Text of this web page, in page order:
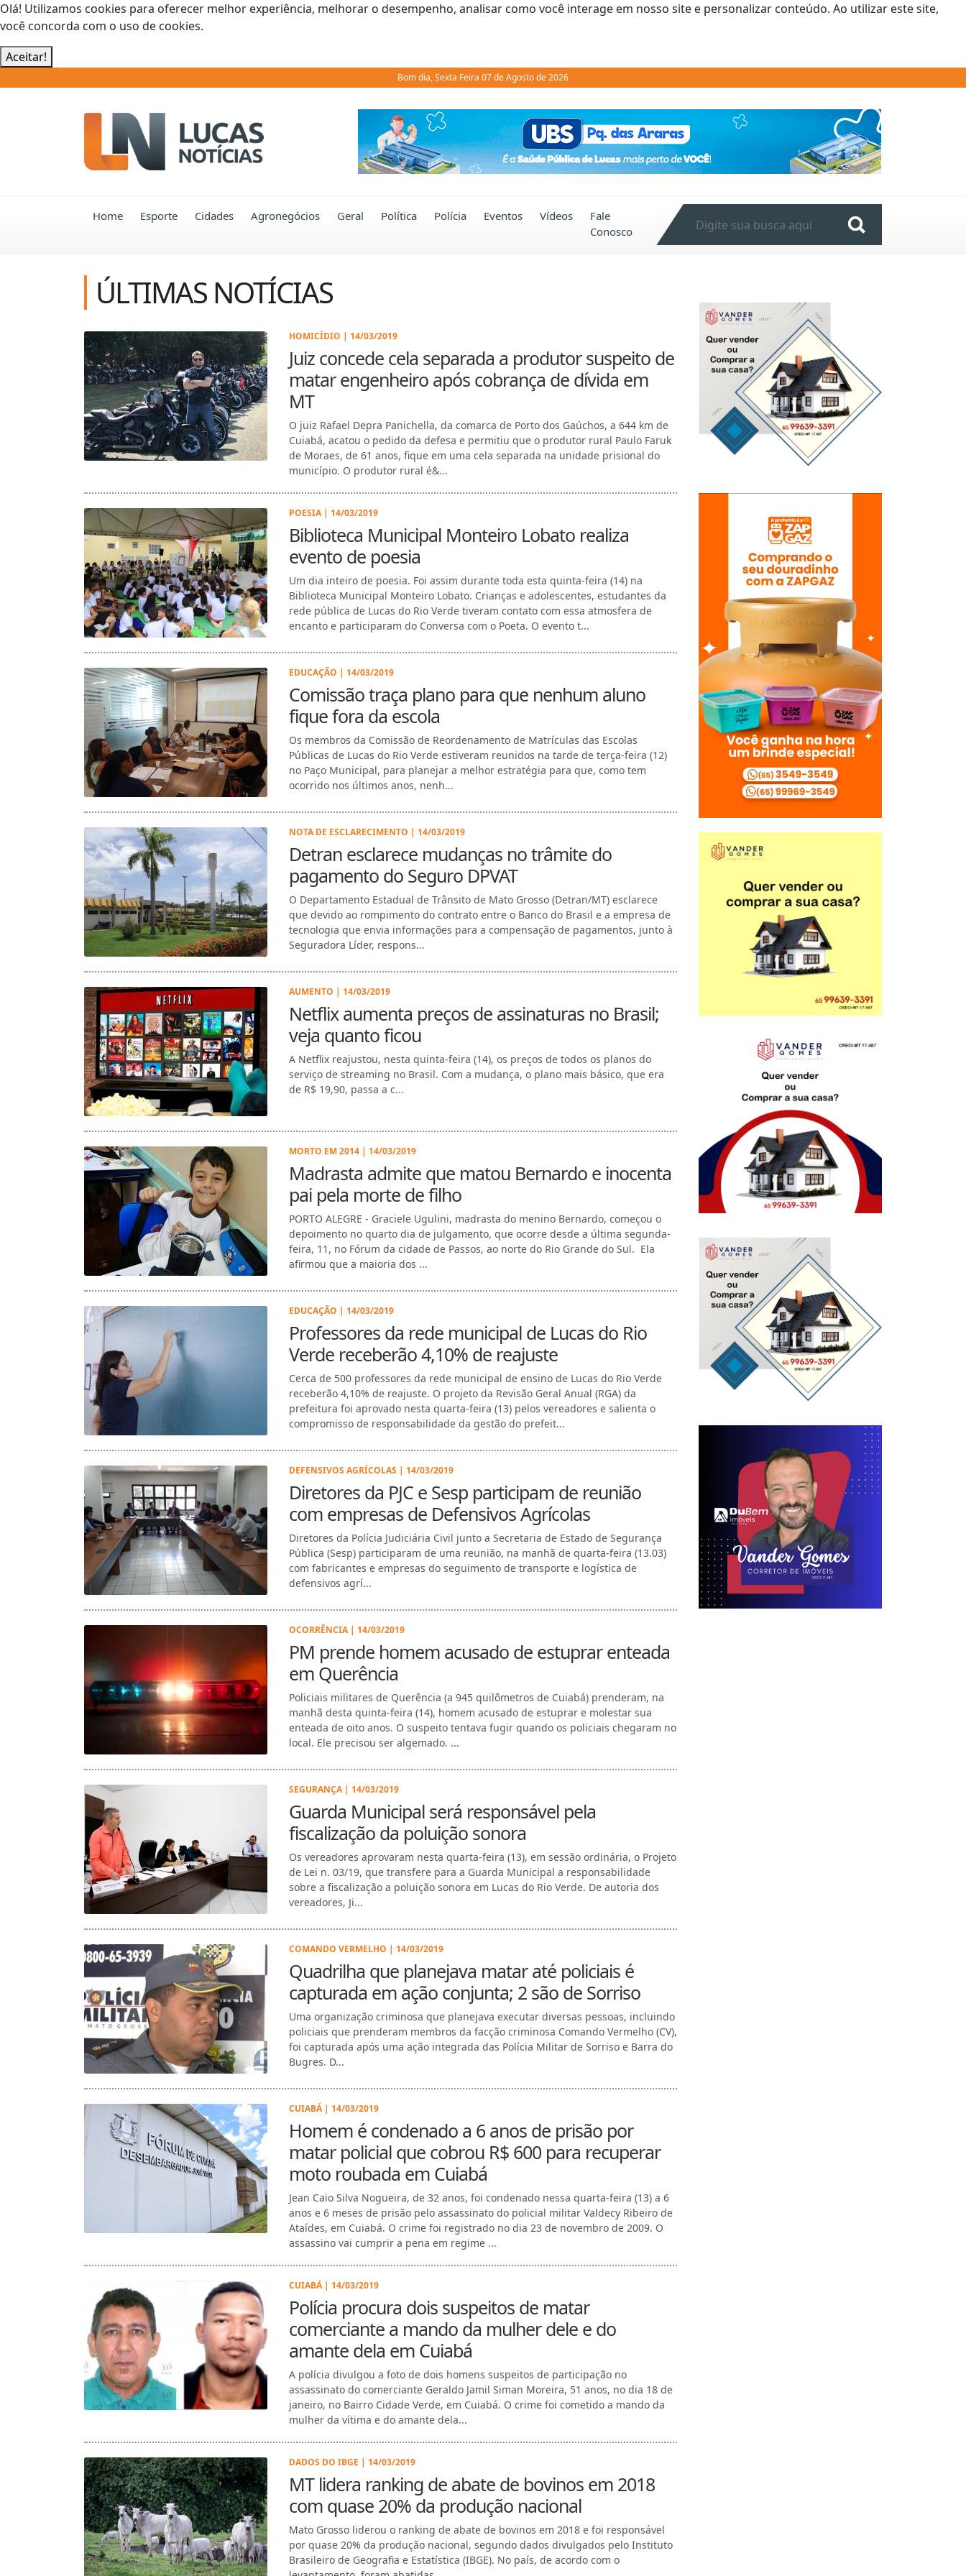
Olá! Utilizamos cookies para oferecer melhor experiência, melhorar o desempenho, analisar como você interage em nosso site e personalizar conteúdo. Ao utilizar este site,
você concorda com o uso de cookies.
Aceitar!
Bom dia, Sexta Feira 07 de Agosto de 2026
Previous Next
Home Esporte Cidades Agronegócios Geral Política Polícia Eventos Vídeos
Fale
Conosco
ÚLTIMAS NOTÍCIAS
HOMICÍDIO | 14/03/2019
Juiz concede cela separada a produtor suspeito de
matar engenheiro após cobrança de dívida em
MT
O juiz Rafael Depra Panichella, da comarca de Porto dos Gaúchos, a 644 km de
Cuiabá, acatou o pedido da defesa e permitiu que o produtor rural Paulo Faruk
de Moraes, de 61 anos, fique em uma cela separada na unidade prisional do
município. O produtor rural é&...
POESIA | 14/03/2019
Biblioteca Municipal Monteiro Lobato realiza
evento de poesia
Um dia inteiro de poesia. Foi assim durante toda esta quinta-feira (14) na
Biblioteca Municipal Monteiro Lobato. Crianças e adolescentes, estudantes da
rede pública de Lucas do Rio Verde tiveram contato com essa atmosfera de
encanto e participaram do Conversa com o Poeta. O evento t...
EDUCAÇÃO | 14/03/2019
Comissão traça plano para que nenhum aluno
fique fora da escola
Os membros da Comissão de Reordenamento de Matrículas das Escolas
Públicas de Lucas do Rio Verde estiveram reunidos na tarde de terça-feira (12)
no Paço Municipal, para planejar a melhor estratégia para que, como tem
ocorrido nos últimos anos, nenh...
NOTA DE ESCLARECIMENTO | 14/03/2019
Detran esclarece mudanças no trâmite do
pagamento do Seguro DPVAT
O Departamento Estadual de Trânsito de Mato Grosso (Detran/MT) esclarece
que devido ao rompimento do contrato entre o Banco do Brasil e a empresa de
tecnologia que envia informações para a compensação de pagamentos, junto à
Seguradora Líder, respons...
AUMENTO | 14/03/2019
Netflix aumenta preços de assinaturas no Brasil;
veja quanto ficou
A Netflix reajustou, nesta quinta-feira (14), os preços de todos os planos do
serviço de streaming no Brasil. Com a mudança, o plano mais básico, que era
de R$ 19,90, passa a c...
MORTO EM 2014 | 14/03/2019
Madrasta admite que matou Bernardo e inocenta
pai pela morte de filho
PORTO ALEGRE - Graciele Ugulini, madrasta do menino Bernardo, começou o
depoimento no quarto dia de julgamento, que ocorre desde a última segunda-
feira, 11, no Fórum da cidade de Passos, ao norte do Rio Grande do Sul. Ela
afirmou que a maioria dos ...
EDUCAÇÃO | 14/03/2019
Professores da rede municipal de Lucas do Rio
Verde receberão 4,10% de reajuste
Cerca de 500 professores da rede municipal de ensino de Lucas do Rio Verde
receberão 4,10% de reajuste. O projeto da Revisão Geral Anual (RGA) da
prefeitura foi aprovado nesta quarta-feira (13) pelos vereadores e salienta o
compromisso de responsabilidade da gestão do prefeit...
DEFENSIVOS AGRÍCOLAS | 14/03/2019
Diretores da PJC e Sesp participam de reunião
com empresas de Defensivos Agrícolas
Diretores da Polícia Judiciária Civil junto a Secretaria de Estado de Segurança
Pública (Sesp) participaram de uma reunião, na manhã de quarta-feira (13.03)
com fabricantes e empresas do seguimento de transporte e logística de
defensivos agrí...
OCORRÊNCIA | 14/03/2019
PM prende homem acusado de estuprar enteada
em Querência
Policiais militares de Querência (a 945 quilômetros de Cuiabá) prenderam, na
manhã desta quinta-feira (14), homem acusado de estuprar e molestar sua
enteada de oito anos. O suspeito tentava fugir quando os policiais chegaram no
local. Ele precisou ser algemado. ...
SEGURANÇA | 14/03/2019
Guarda Municipal será responsável pela
fiscalização da poluição sonora
Os vereadores aprovaram nesta quarta-feira (13), em sessão ordinária, o Projeto
de Lei n. 03/19, que transfere para a Guarda Municipal a responsabilidade
sobre a fiscalização a poluição sonora em Lucas do Rio Verde. De autoria dos
vereadores, Ji...
COMANDO VERMELHO | 14/03/2019
Quadrilha que planejava matar até policiais é
capturada em ação conjunta; 2 são de Sorriso
Uma organização criminosa que planejava executar diversas pessoas, incluindo
policiais que prenderam membros da facção criminosa Comando Vermelho (CV),
foi capturada após uma ação integrada das Polícia Militar de Sorriso e Barra do
Bugres. D...
CUIABÁ | 14/03/2019
Homem é condenado a 6 anos de prisão por
matar policial que cobrou R$ 600 para recuperar
moto roubada em Cuiabá
Jean Caio Silva Nogueira, de 32 anos, foi condenado nessa quarta-feira (13) a 6
anos e 6 meses de prisão pelo assassinato do policial militar Valdecy Ribeiro de
Ataídes, em Cuiabá. O crime foi registrado no dia 23 de novembro de 2009. O
assassino vai cumprir a pena em regime ...
CUIABÁ | 14/03/2019
Polícia procura dois suspeitos de matar
comerciante a mando da mulher dele e do
amante dela em Cuiabá
A polícia divulgou a foto de dois homens suspeitos de participação no
assassinato do comerciante Geraldo Jamil Siman Moreira, 51 anos, no dia 18 de
janeiro, no Bairro Cidade Verde, em Cuiabá. O crime foi cometido a mando da
mulher da vítima e do amante dela...
DADOS DO IBGE | 14/03/2019
MT lidera ranking de abate de bovinos em 2018
com quase 20% da produção nacional
Mato Grosso liderou o ranking de abate de bovinos em 2018 e foi responsável
por quase 20% da produção nacional, segundo dados divulgados pelo Instituto
Brasileiro de Geografia e Estatística (IBGE). No país, de acordo com o